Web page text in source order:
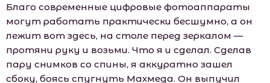
Благо современные цифровые фотоаппараты
могут работать практически бесшумно, а он
лежит вот здесь, на столе перед зеркалом —
протяни руку и возьми. Что я и сделал. Сделав
пару снимков со спины, я аккуратно зашел
сбоку, боясь спугнуть Махмеда. Он выпучил